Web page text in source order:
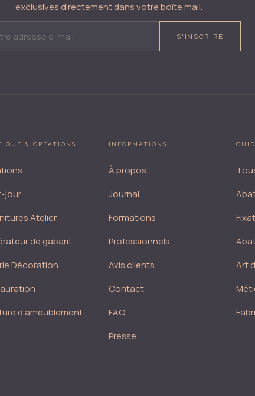
exclusives directement dans votre boîte mail.
S'INSCRIRE
& CRÉATIONS
jour
Atelier
de gabarit
Décoration
d'ameublement
INFORMATIONS
À propos
Journal
Formations
Professionnels
Avis clients
Contact
FAQ
Presse
Art